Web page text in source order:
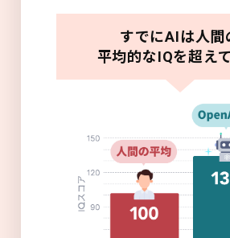
すでにAIは人間
平均的なIQを超え